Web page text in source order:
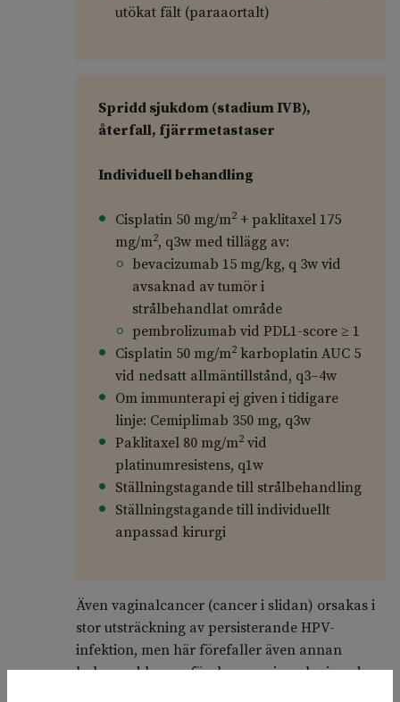
utökat fält (paraaortalt)
Spridd sjukdom (stadium IVB),
återfall, fjärrmetastaser
Individuell behandling
Cisplatin 50 mg/m2+ paklitaxel 175
mg/m2, q3w med tillägg av:
bevacizumab 15 mg/kg, q 3w vid
avsaknad av tumör i
strålbehandlat område
pembrolizumab vid PDL1-score ≥ 1
Cisplatin 50 mg/m2karboplatin AUC 5
vid nedsatt allmäntillstånd, q3–4w
Om immunterapi ej given i tidigare
linje: Cemiplimab 350 mg, q3w
Paklitaxel 80 mg/m2vid
platinumresistens, q1w
Ställningstagande till strålbehandling
Ställningstagande till individuellt
anpassad kirurgi
Även vaginalcancer (cancer i slidan) orsakas i
stor utsträckning av persisterande HPV-
infektion, men här förefaller även annan
bakgrund kunna förekomma, i analogi med